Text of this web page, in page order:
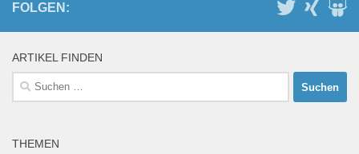
FOLGEN:
ARTIKEL FINDEN
Suchen
nach:
THEMEN